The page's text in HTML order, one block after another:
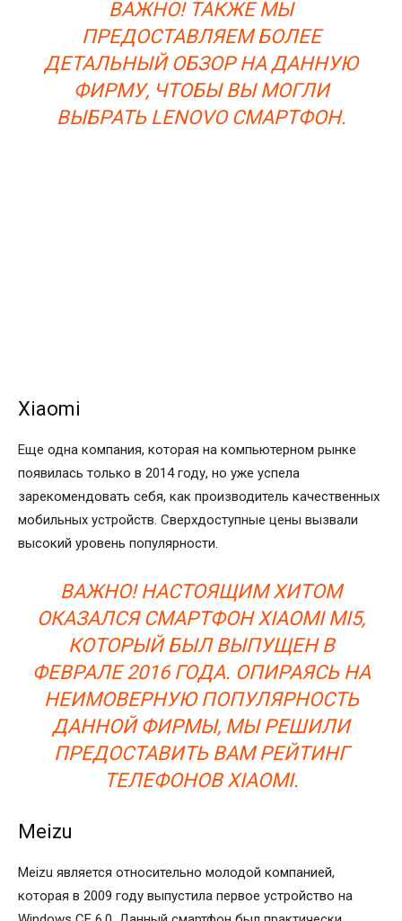
ВАЖНО! ТАКЖЕ МЫ
ПРЕДОСТАВЛЯЕМ БОЛЕЕ
ДЕТАЛЬНЫЙ ОБЗОР НА ДАННУЮ
ФИРМУ, ЧТОБЫ ВЫ МОГЛИ
ВЫБРАТЬ LENOVO СМАРТФОН.
Xiaomi
Еще одна компания, которая на компьютерном рынке
появилась только в 2014 году, но уже успела
зарекомендовать себя, как производитель качественных
мобильных устройств. Сверхдоступные цены вызвали
высокий уровень популярности.
ВАЖНО! НАСТОЯЩИМ ХИТОМ
ОКАЗАЛСЯ СМАРТФОН XIAOMI MI5,
КОТОРЫЙ БЫЛ ВЫПУЩЕН В
ФЕВРАЛЕ 2016 ГОДА. ОПИРАЯСЬ НА
НЕИМОВЕРНУЮ ПОПУЛЯРНОСТЬ
ДАННОЙ ФИРМЫ, МЫ РЕШИЛИ
ПРЕДОСТАВИТЬ ВАМ РЕЙТИНГ
ТЕЛЕФОНОВ XIAOMI.
Meizu
Meizu является относительно молодой компанией,
которая в 2009 году выпустила первое устройство на